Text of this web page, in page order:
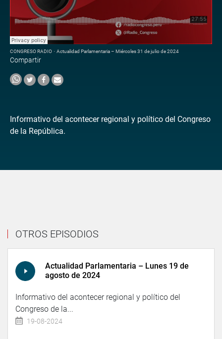
CONGRESO RADIO · Actualidad Parlamentaria – Miércoles 31 de julio de 2024
Compartir
Informativo del acontecer regional y político del Congreso
de la República.
OTROS EPISODIOS
Actualidad Parlamentaria – Lunes 19 de
agosto de 2024
Informativo del acontecer regional y político del
Congreso de la...
19-08-2024